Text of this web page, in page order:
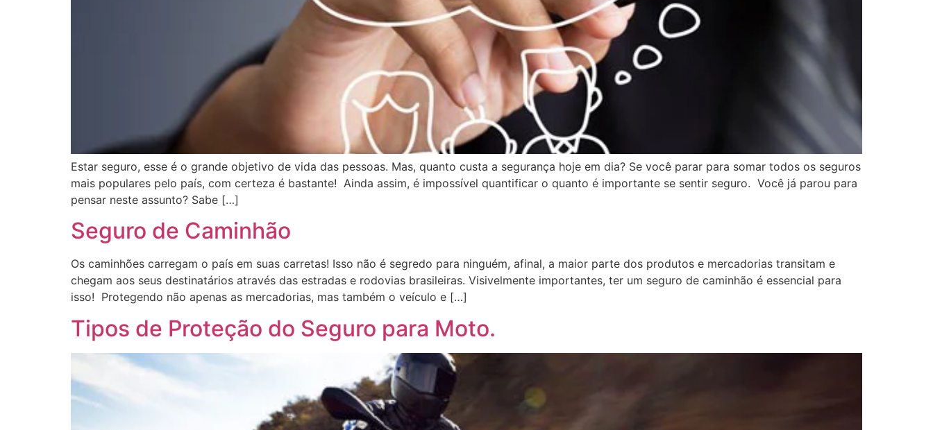
Estar seguro, esse é o grande objetivo de vida das pessoas. Mas, quanto custa a segurança hoje em dia? Se você parar para somar todos os seguros
mais populares pelo país, com certeza é bastante! Ainda assim, é impossível quantificar o quanto é importante se sentir seguro. Você já parou para
pensar neste assunto? Sabe […]
Seguro de Caminhão
Os caminhões carregam o país em suas carretas! Isso não é segredo para ninguém, afinal, a maior parte dos produtos e mercadorias transitam e
chegam aos seus destinatários através das estradas e rodovias brasileiras. Visivelmente importantes, ter um seguro de caminhão é essencial para
isso! Protegendo não apenas as mercadorias, mas também o veículo e […]
Tipos de Proteção do Seguro para Moto.